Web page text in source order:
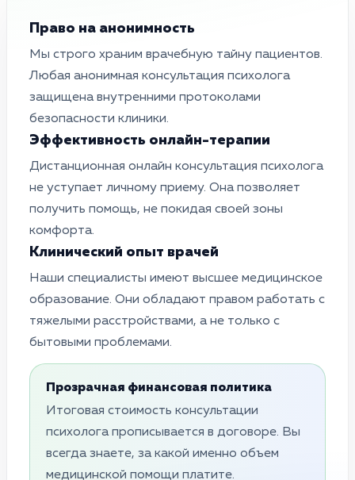
Право на анонимность
Мы строго храним врачебную тайну пациентов.
Любая анонимная консультация психолога
защищена внутренними протоколами
безопасности клиники.
Эффективность онлайн-терапии
Дистанционная онлайн консультация психолога
не уступает личному приему. Она позволяет
получить помощь, не покидая своей зоны
комфорта.
Клинический опыт врачей
Наши специалисты имеют высшее медицинское
образование. Они обладают правом работать с
тяжелыми расстройствами, а не только с
бытовыми проблемами.
Прозрачная финансовая политика
Итоговая стоимость консультации
психолога прописывается в договоре. Вы
всегда знаете, за какой именно объем
медицинской помощи платите.